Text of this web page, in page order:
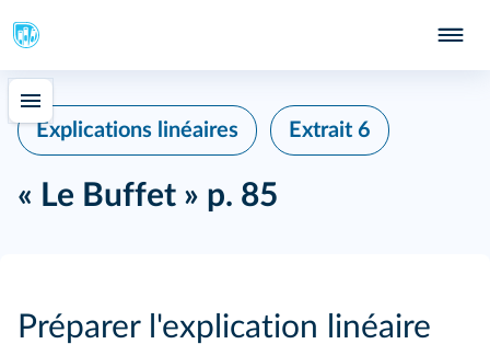
Explications linéaires Extrait 6
« Le Buffet » p. 85
Préparer l'explication linéaire